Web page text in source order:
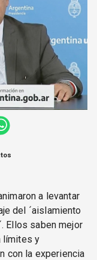
a levantar
del ´aislamiento
Ellos saben mejor
límites y
con la experiencia